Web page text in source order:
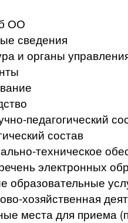
ОО
сведения
и органы
педагогический
состав
техническое
электронных
образовательные
хозяйственная
места для приема